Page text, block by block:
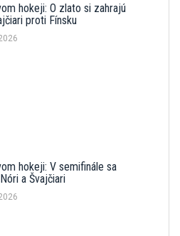
hokeji: O zlato si zahrajú
proti Fínsku
hokeji: V semifinále sa
a Švajčiari